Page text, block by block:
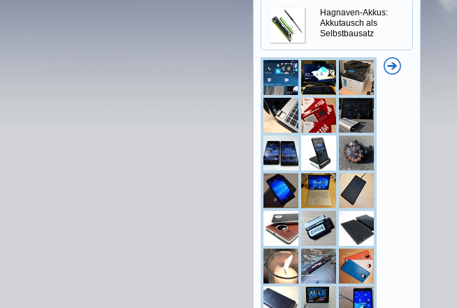
Hagnaven-Akkus:
Akkutausch als
Selbstbausatz